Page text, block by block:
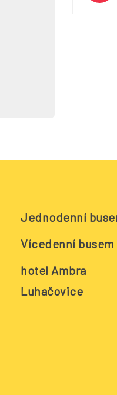
Jednodenní
Vícedenní busem
hotel Ambra
Luhačovice